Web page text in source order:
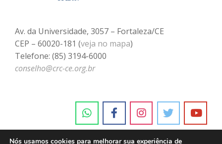
Av. da Universidade, 3057 – Fortaleza/CE
CEP – 60020-181 (veja no mapa)
Telefone: (85) 3194-6000
conselho@crc-ce.org.br
Nós usamos cookies para melhorar sua experiência de